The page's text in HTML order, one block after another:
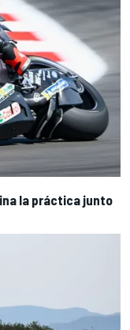
la práctica junto